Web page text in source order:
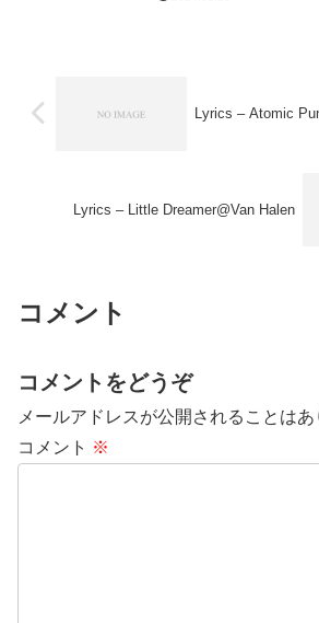
Lyrics – Atomic
Lyrics – Little Dreamer@Van Halen
コメント
コメントをどうぞ
メールアドレスが公開されることはあ
コメント ※